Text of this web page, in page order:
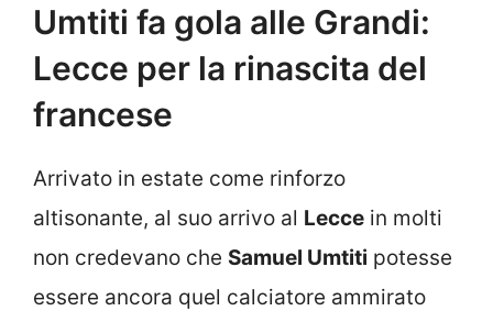
Umtiti fa gola alle Grandi:
Lecce per la rinascita del
francese
Arrivato in estate come rinforzo
altisonante, al suo arrivo al Lecce in molti
non credevano che Samuel Umtiti potesse
essere ancora quel calciatore ammirato